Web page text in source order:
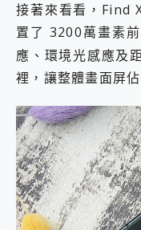
接著來看看，Find
置了 3200萬畫素
應、環境光感應及
裡，讓整體畫面屏